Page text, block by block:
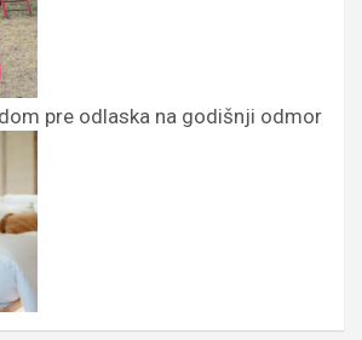
pre odlaska na godišnji odmor